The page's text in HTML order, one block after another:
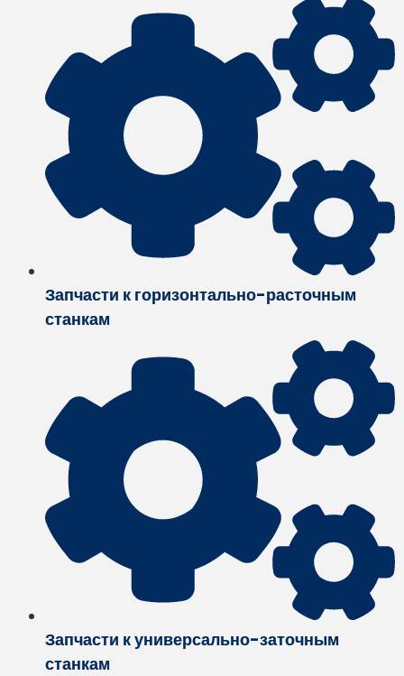
Запчасти к горизонтально-расточным
станкам
Запчасти к универсально-заточным
станкам